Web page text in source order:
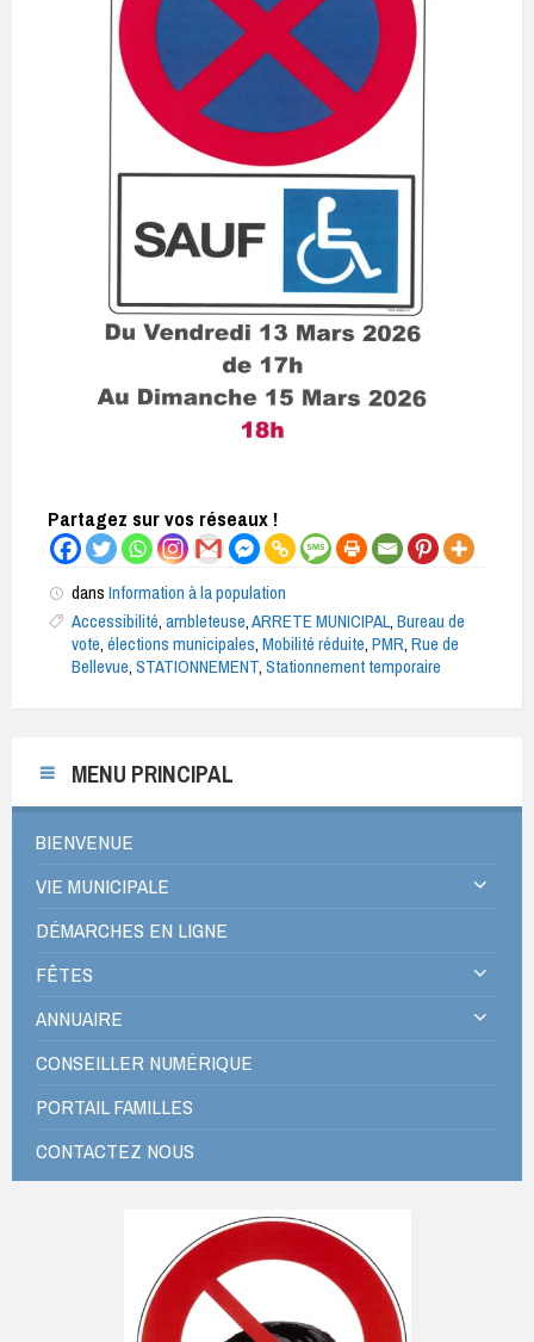
Partagez sur vos réseaux !
dans Information à la population
Accessibilité, ambleteuse,ARRETE MUNICIPAL, Bureau de
vote, élections municipales, Mobilité réduite, PMR, Rue de
Bellevue, STATIONNEMENT, Stationnement temporaire
MENU PRINCIPAL
BIENVENUE
VIE MUNICIPALE
DÉMARCHES EN LIGNE
FÊTES
ANNUAIRE
CONSEILLER NUMÉRIQUE
PORTAIL FAMILLES
CONTACTEZ NOUS